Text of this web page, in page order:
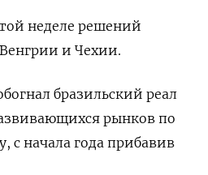
неделе решений
и Чехии.
бразильский реал
рынков по
с начала года прибавив